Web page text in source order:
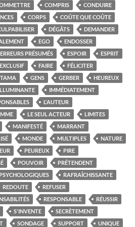
COMPRIS
CONDUIRE
CORPS
COÛTE QUE COÛTE
DÉGÂTS
DEMANDER
EGO
ENDOSSER
ERREURS PRÉSUMÉS ESPOIR
ESPRIT
EXCLUSIF FAIRE
FÉLICITER
GENS GERBER
HEUREUX
IMMÉDIATEMENT
L'AUTEUR
LE SEUL ACTEUR
LIMITES
MANIFESTÉ
MARRANT
MONDE MULTIPLES
NATURE
PEUREUX
PIRE
POUVOIR
PRÉTENDENT
PSYCHOLOGIQUES
RAFRAÎCHISSANTE
REDOUTE
REFUSER
RESPONSABLE
RÉUSSIR
S'INVENTE
SECRÈTEMENT
SONDAGE SUPPORT
UNIQUE